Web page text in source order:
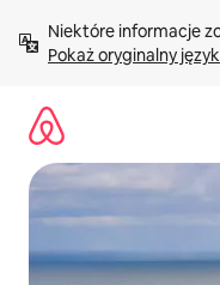
treści Pokaż oryginalny język